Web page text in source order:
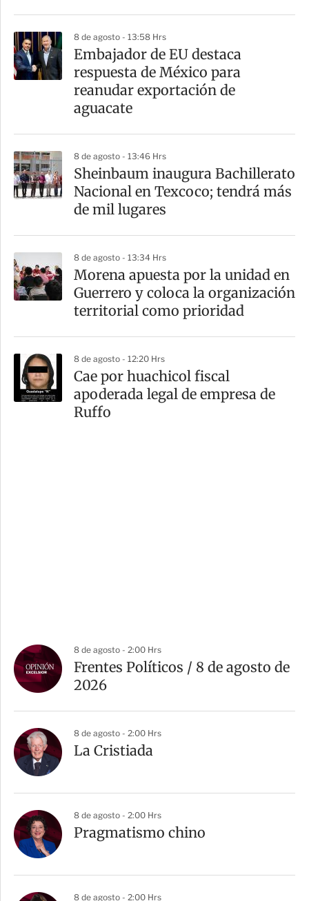
8 de agosto - 13:58 Hrs
Embajador de EU destaca
respuesta de México para
reanudar exportación de
aguacate
8 de agosto - 13:46 Hrs
Sheinbaum inaugura Bachillerato
Nacional en Texcoco; tendrá más
de mil lugares
8 de agosto - 13:34 Hrs
Morena apuesta por la unidad en
Guerrero y coloca la organización
territorial como prioridad
8 de agosto - 12:20 Hrs
Cae por huachicol fiscal
apoderada legal de empresa de
Ruffo
8 de agosto - 2:00 Hrs
Frentes Políticos / 8 de agosto de
2026
8 de agosto - 2:00 Hrs
La Cristiada
8 de agosto - 2:00 Hrs
Pragmatismo chino
8 de agosto - 2:00 Hrs